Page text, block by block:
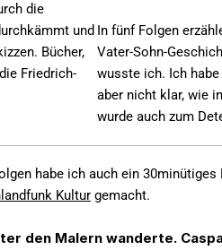
die
und
Bücher,
Friedrich-
In fünf Folgen
Vater-Sohn-
wusste ich. Ich
aber nicht klar, wie
wurde auch zum
habe ich auch ein 30minütiges
Kultur gemacht.
den Malern wanderte.